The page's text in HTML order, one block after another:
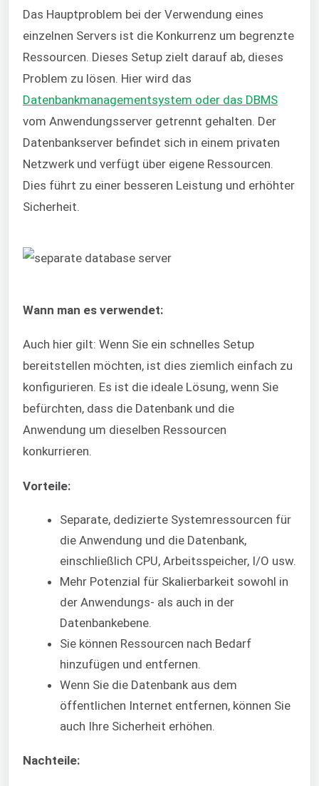
Das Hauptproblem bei der Verwendung eines
einzelnen Servers ist die Konkurrenz um begrenzte
Ressourcen. Dieses Setup zielt darauf ab, dieses
Problem zu lösen. Hier wird das
Datenbankmanagementsystem oder das DBMS
vom Anwendungsserver getrennt gehalten. Der
Datenbankserver befindet sich in einem privaten
Netzwerk und verfügt über eigene Ressourcen.
Dies führt zu einer besseren Leistung und erhöhter
Sicherheit.
Wann man es verwendet:
Auch hier gilt: Wenn Sie ein schnelles Setup
bereitstellen möchten, ist dies ziemlich einfach zu
konfigurieren. Es ist die ideale Lösung, wenn Sie
befürchten, dass die Datenbank und die
Anwendung um dieselben Ressourcen
konkurrieren.
Vorteile:
Separate, dedizierte Systemressourcen für
die Anwendung und die Datenbank,
einschließlich CPU, Arbeitsspeicher, I/O usw.
Mehr Potenzial für Skalierbarkeit sowohl in
der Anwendungs- als auch in der
Datenbankebene.
Sie können Ressourcen nach Bedarf
hinzufügen und entfernen.
Wenn Sie die Datenbank aus dem
öffentlichen Internet entfernen, können Sie
auch Ihre Sicherheit erhöhen.
Nachteile: